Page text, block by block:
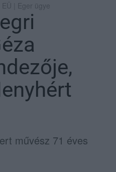
| Eger ügye
művész 71 éves